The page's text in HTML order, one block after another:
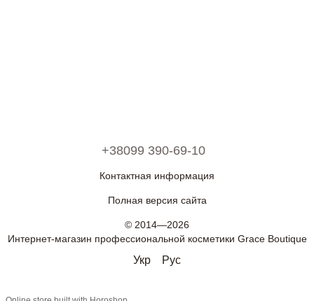
+38099 390-69-10
Контактная информация
Полная версия сайта
© 2014—2026
Интернет-магазин профессиональной косметики Grace Boutique
Укр Рус